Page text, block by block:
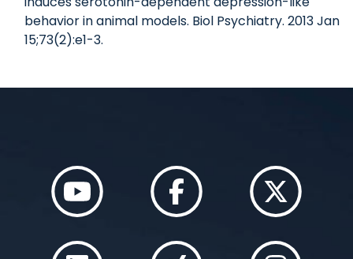
behavior in animal models. Biol Psychiatry. 2013 Jan
15;73(2):e1-3.